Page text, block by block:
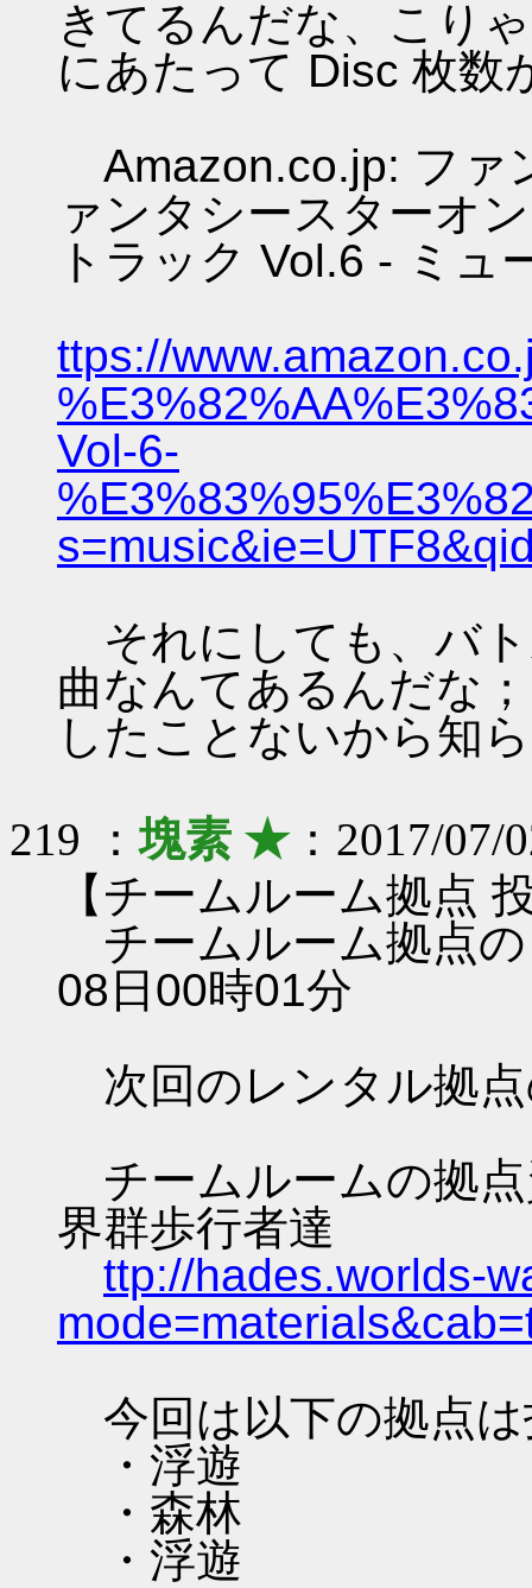
きてるんだな、こり
にあたって Disc 枚数
Amazon.co.jp: ファ
ァンタシースターオ
トラック Vol.6 - ミュ
ttps://
Vol-6-
それにしても、バ
曲なんてあるんだな
したことないから知
219 ：塊素 ★：2017/07/
【チームルーム拠点
チームルーム拠点
08日00時01分
次回のレンタル拠
チームルームの拠
界群歩行者達
ttp://hades.worlds-
今回は以下の拠点
・浮遊
・森林
・浮遊